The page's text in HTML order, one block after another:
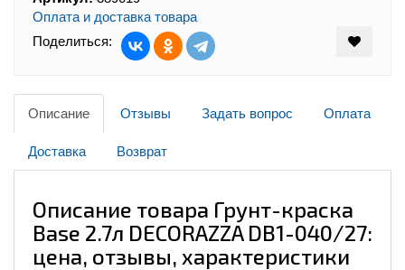
Оплата и доставка товара
Поделиться:
Описание Отзывы Задать вопрос Оплата
Доставка Возврат
Описание товара Грунт-краска
Base 2.7л DECORAZZA DB1-040/27:
цена, отзывы, характеристики